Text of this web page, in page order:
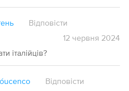
Відповісти
12 червня 2024
італійців?
Відповісти